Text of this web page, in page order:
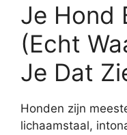
Je Hond
(Echt
Je Dat
Honden zijn
lichaamstaal,